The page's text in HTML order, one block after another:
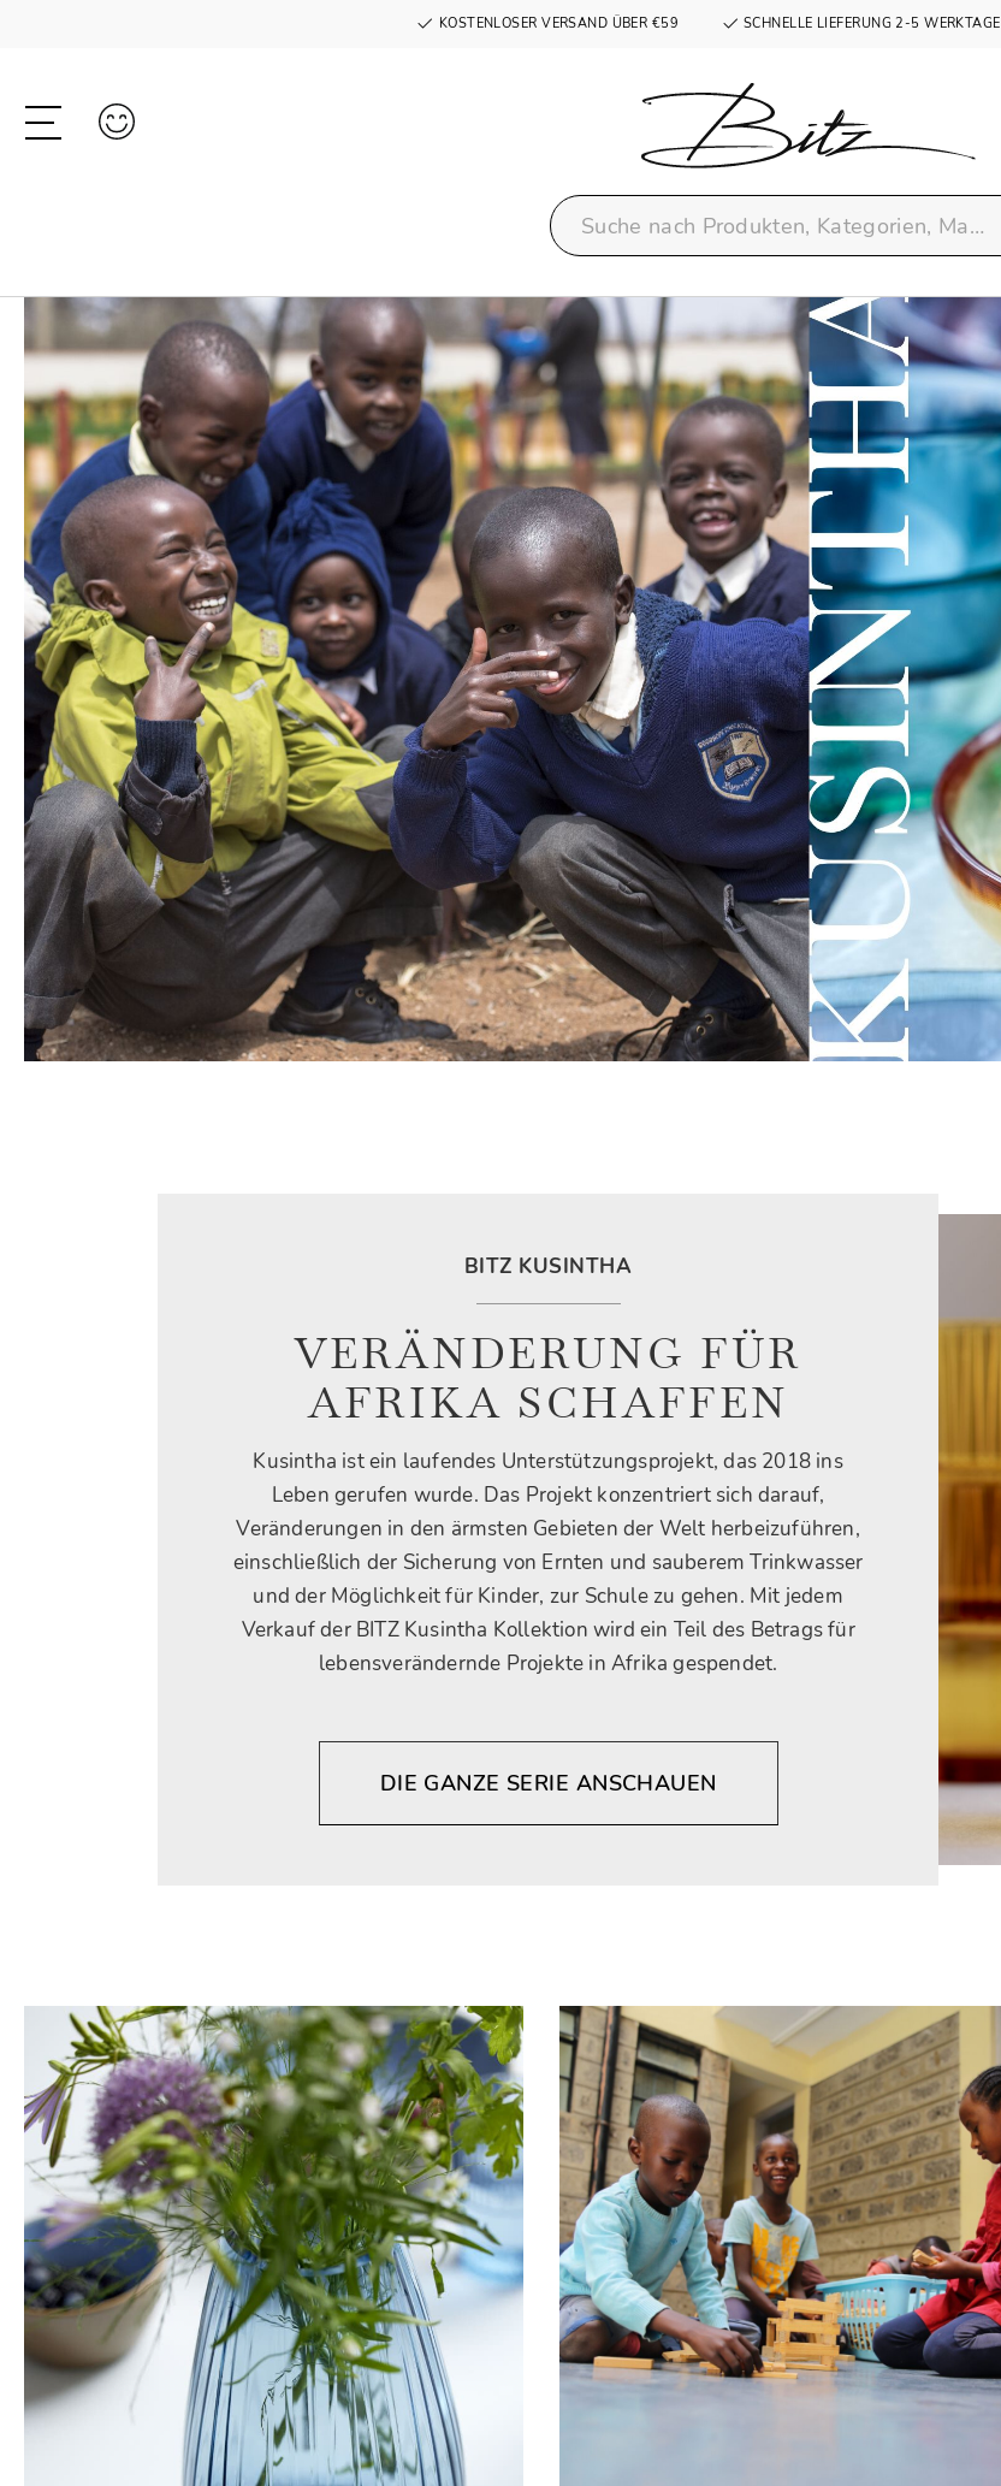
KOSTENLOSER VERSAND ÜBER €59 SCHNELLE LIEFERUNG 2-5 WERKTAGE
BITZ KUSINTHA
VERÄNDERUNG FÜR
AFRIKA SCHAFFEN
Kusintha ist ein laufendes Unterstützungsprojekt, das 2018 ins
Leben gerufen wurde. Das Projekt konzentriert sich darauf,
Veränderungen in den ärmsten Gebieten der Welt herbeizuführen,
einschließlich der Sicherung von Ernten und sauberem Trinkwasser
und der Möglichkeit für Kinder, zur Schule zu gehen. Mit jedem
Verkauf der BITZ Kusintha Kollektion wird ein Teil des Betrags für
lebensverändernde Projekte in Afrika gespendet.
DIE GANZE SERIE ANSCHAUEN